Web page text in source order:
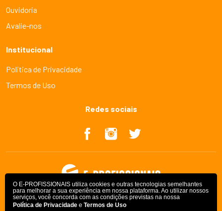
O E-PROFISSIONAIS utiliza cookies e outras tecnologias semelhantes
para melhorar a sua experiência em nossa plataforma. Ao utilizar nossos
serviços, você concorda com as condições previstas na nossa
Política de Privacidade e Termos de Uso
Ouvidoria
Avalie-nos
Institucional
Politica de Privacidade
Termos de Uso
Redes sociais